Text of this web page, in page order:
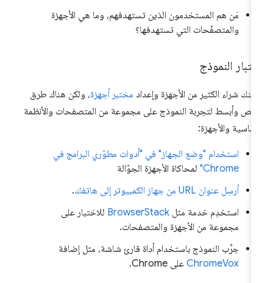
مَن هم المستخدمون الذين تستهدفهم، وما هي الأجهزة
والمتصفّحات التي تستهدفها؟
النموذج
شراء الكثير من الأجهزة وإعدادمختبر أجهزة، ولكن هناك طرق
وأبسط لتجربة النموذج على مجموعة من المتصفحات والأنظمة
والأجهزة:
استخدام "وضع الجهاز" في "أدوات مطوّري البرامج في
Chrome" لمحاكاة الأجهزة الجوّالة
أرسِل عنوان URL من جهاز الكمبيوتر إلى هاتفك
.
استخدِم خدمة مثلBrowserStackللاختبار على
مجموعة من الأجهزة والمتصفحات.
جرِّب النموذج باستخدام أداة قارئ شاشة، مثل إضافة
ChromeVoxعلى Chrome.